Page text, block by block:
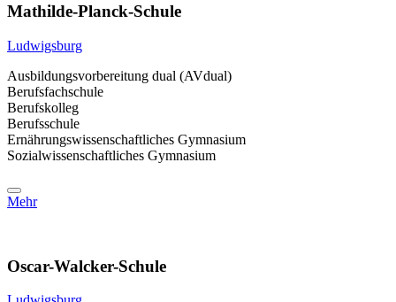
Mathilde-Planck-Schule
Ludwigsburg
Ausbildungsvorbereitung dual (AVdual)
Berufsfachschule
Berufskolleg
Berufsschule
Ernährungswissenschaftliches Gymnasium
Sozialwissenschaftliches Gymnasium
Mehr
Oscar-Walcker-Schule